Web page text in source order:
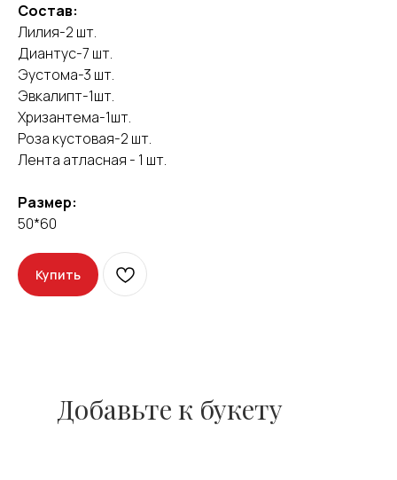
Состав:
Лилия-2 шт.
Диантус-7 шт.
Эустома-3 шт.
Эвкалипт-1шт.
Хризантема-1шт.
Роза кустовая-2 шт.
Лента атласная - 1 шт.
Размер:
50*60
Купить
Добавьте к букету